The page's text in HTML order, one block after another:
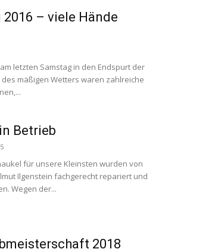
– viele Hände
letzten Samstag in den Endspurt der
mäßigen Wetters waren zahlreiche
Betrieb
für unsere Kleinsten wurden von
Ilgenstein fachgerecht repariert und
Wegen der...
2018